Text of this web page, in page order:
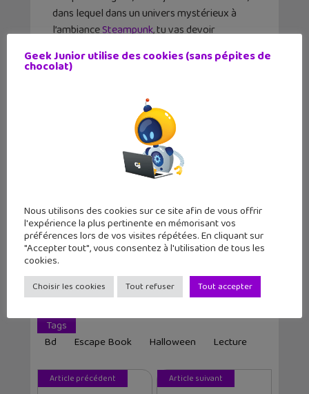
dans lequel dans un univers mystérieux à
l’ambianceSteampunk, tu vas devoir
mobile.
Auteur : Japhet Asher
Tags
Bd
Escape Book Halloween Lecture
Article précédent Article suivant
Geek Junior utilise des cookies (sans pépites de
chocolat)
Nous utilisons des cookies sur ce site afin de vous offrir
l'expérience la plus pertinente en mémorisant vos
préférences lors de vos visites répétées. En cliquant sur
"Accepter tout", vous consentez à l'utilisation de tous les
cookies.
Choisir les cookies Tout refuser Tout accepter